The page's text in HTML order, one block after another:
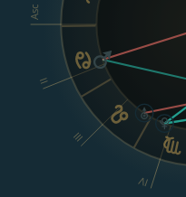
Asc
II
III
IV